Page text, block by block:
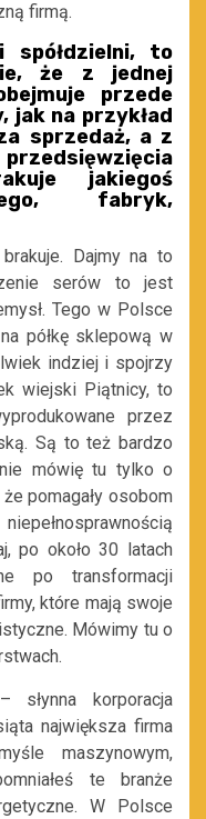
firmą.
spółdzielni, to
że z jednej
przede
na przykład
sprzedaż, a z
jakiegoś
fabryk,
Dajmy na to
serów to jest
Tego w Polsce
półkę sklepową w
indziej i spojrzy
wiejski Piątnicy, to
przez
Są to też bardzo
mówię tu tylko o
pomagały osobom
po około 30 latach
po transformacji
które mają swoje
Mówimy tu o
korporacja
największa firma
maszynowym,
te branże
W Polsce